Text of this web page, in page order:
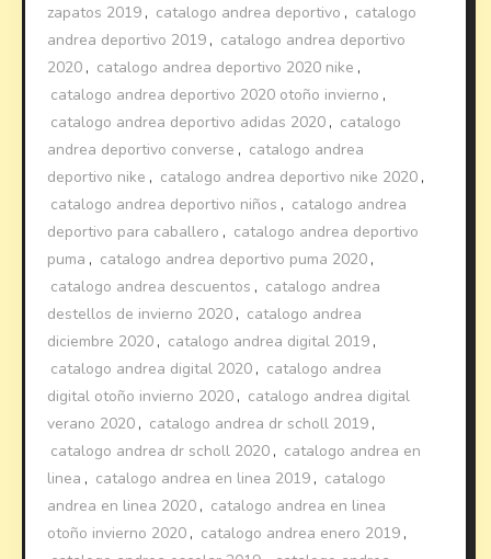
zapatos 2019 , catalogo andrea deportivo , catalogo
andrea deportivo 2019 , catalogo andrea deportivo
2020 , catalogo andrea deportivo 2020 nike ,
catalogo andrea deportivo 2020 otoño invierno ,
catalogo andrea deportivo adidas 2020 , catalogo
andrea deportivo converse , catalogo andrea
deportivo nike , catalogo andrea deportivo nike 2020 ,
catalogo andrea deportivo niños , catalogo andrea
deportivo para caballero , catalogo andrea deportivo
puma , catalogo andrea deportivo puma 2020 ,
catalogo andrea descuentos , catalogo andrea
destellos de invierno 2020 , catalogo andrea
diciembre 2020 , catalogo andrea digital 2019 ,
catalogo andrea digital 2020 , catalogo andrea
digital otoño invierno 2020 , catalogo andrea digital
verano 2020 , catalogo andrea dr scholl 2019 ,
catalogo andrea dr scholl 2020 , catalogo andrea en
linea , catalogo andrea en linea 2019 , catalogo
andrea en linea 2020 , catalogo andrea en linea
otoño invierno 2020 , catalogo andrea enero 2019 ,